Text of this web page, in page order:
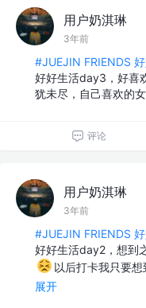
用户奶淇琳
3年前
#JUEJIN FRIENDS
好好生活day3，好喜
犹未尽，自己喜欢的
评论
用户奶淇琳
3年前
#JUEJIN FRIENDS
好好生活day2，想到
以后打卡我只要
展开